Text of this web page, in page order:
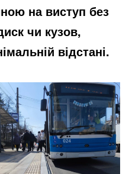
на виступ без
чи кузов,
відстані.